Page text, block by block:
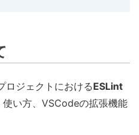
ロジェクトにおけるESLint
い方、VSCodeの拡張機能